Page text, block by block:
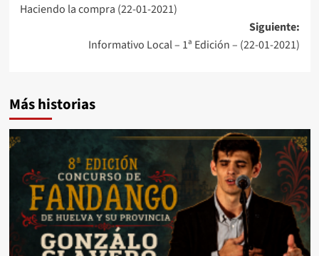
Haciendo la compra (22-01-2021)
Siguiente:
Informativo Local – 1ª Edición – (22-01-2021)
Más historias